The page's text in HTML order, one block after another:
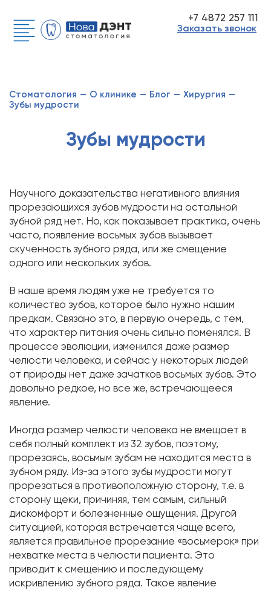
+7 4872 257 111
Заказать звонок
Стоматология — О клинике — Блог — Хирургия —
Зубы мудрости
Зубы мудрости
Научного доказательства негативного влияния
прорезающихся зубов мудрости на остальной
зубной ряд нет. Но, как показывает практика, очень
часто, появление восьмых зубов вызывает
скученность зубного ряда, или же смещение
одного или нескольких зубов.
В наше время людям уже не требуется то
количество зубов, которое было нужно нашим
предкам. Связано это, в первую очередь, с тем,
что характер питания очень сильно поменялся. В
процессе эволюции, изменился даже размер
челюсти человека, и сейчас у некоторых людей
от природы нет даже зачатков восьмых зубов. Это
довольно редкое, но все же, встречающееся
явление.
Иногда размер челюсти человека не вмещает в
себя полный комплект из 32 зубов, поэтому,
прорезаясь, восьмым зубам не находится места в
зубном ряду. Из-за этого зубы мудрости могут
прорезаться в противоположную сторону, т.е. в
сторону щеки, причиняя, тем самым, сильный
дискомфорт и болезненные ощущения. Другой
ситуацией, которая встречается чаще всего,
является правильное прорезание «восьмерок» при
нехватке места в челюсти пациента. Это
приводит к смещению и последующему
искривлению зубного ряда. Такое явление